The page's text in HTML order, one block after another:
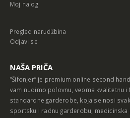
Moj nalog
Pregled narudžbina
Odjavi se
NAŠA PRIČA
“Šifonjer” je premium online second
vam nudimo polovnu, veoma kvalitetnu
standardne garderobe, koja se nosi
sportsku i radnu garderobu, medicinska